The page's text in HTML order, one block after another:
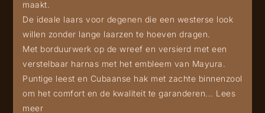
maakt.
De ideale laars voor degenen die een westerse look
willen zonder lange laarzen te hoeven dragen.
Met borduurwerk op de wreef en versierd met een
verstelbaar harnas met het embleem van Mayura.
Puntige leest en Cubaanse hak met zachte binnenzool
om het comfort en de kwaliteit te garanderen... Lees
meer